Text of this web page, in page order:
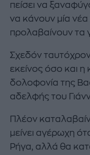
πείσει να
να κάνουν μία
προλαβαίνουν τα
Σχεδόν
εκείνος όσο και η
δολοφονία της
αδελφής του
Πλέον
μείνει αγέρωχη
Ρήγα, αλλά θα